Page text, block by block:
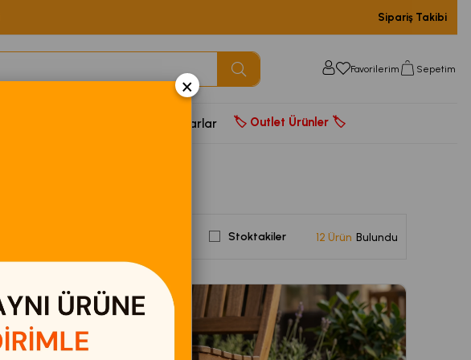
Sipariş Takibi
Favorilerim Sepetim
Aksesuarlar 🏷️ Outlet Ürünler 🏷️
Stoktakiler 12 Ürün
×